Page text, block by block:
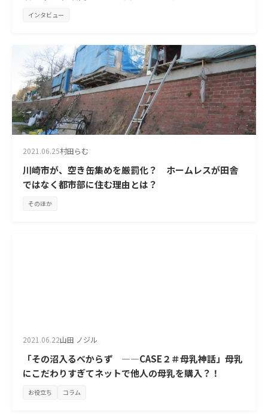
インタビュー
2021.06.25村田らむ
川崎市が、空き缶集めを厳罰化？ ホームレスが田舎
ではなく都市部に住む理由とは？
そのほか
2021.06.22山田 ノジル
「その沼入るべからず —―CASE２＃母乳神話」母乳
にこだわりすぎてネットで他人の母乳を購入？！
お役立ち コラム